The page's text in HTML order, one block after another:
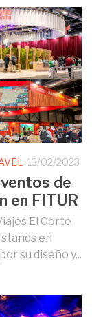
13/02/2023
de
en FITUR
El Corte
en
su diseño y...